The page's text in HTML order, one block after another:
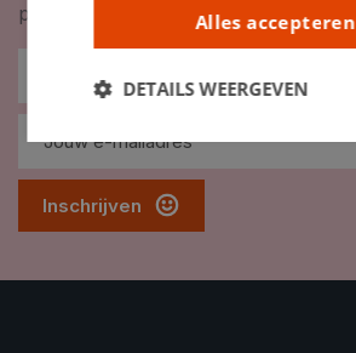
promoties en meer!
Inschrijven
Alles accepteren
DETAILS WEERGEVEN